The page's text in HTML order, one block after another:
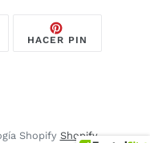
HACER PIN
Shopify Shopify